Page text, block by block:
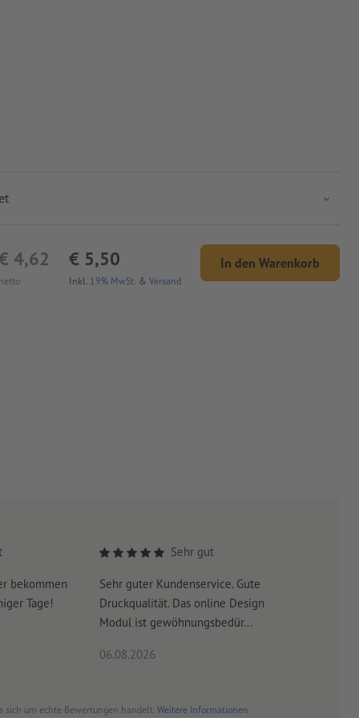
netto
4,62
Inkl. 19% MwSt. & Versand
€ 5,50 In den Warenkorb
bekommen
Tage!
Sehr gut
Sehr guter Kundenservice. Gute
Druckqualität. Das online Design
Modul ist gewöhnungsbedür...
06.08.2026
sich um echte Bewertungen handelt. Weitere Informationen